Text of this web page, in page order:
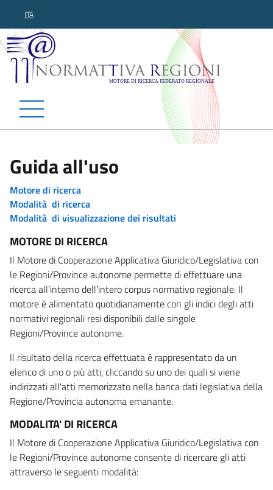
ITA
Normattiva Regioni -
Guida all'uso
Motore di ricerca
Modalità di ricerca
Modalità di visualizzazione dei risultati
MOTORE DI RICERCA
Il Motore di Cooperazione Applicativa Giuridico/Legislativa con
le Regioni/Province autonome permette di effettuare una
ricerca all'interno dell'intero corpus normativo regionale. Il
motore è alimentato quotidianamente con gli indici degli atti
normativi regionali resi disponibili dalle singole
Regioni/Province autonome.
Il risultato della ricerca effettuata è rappresentato da un
elenco di uno o più atti, cliccando su uno dei quali si viene
indirizzati all'atti memorizzato nella banca dati legislativa della
Regione/Provincia autonoma emanante.
MODALITA' DI RICERCA
Il Motore di Cooperazione Applicativa Giuridico/Legislativa con
le Regioni/Province autonome consente di ricercare gli atti
attraverso le seguenti modalità: